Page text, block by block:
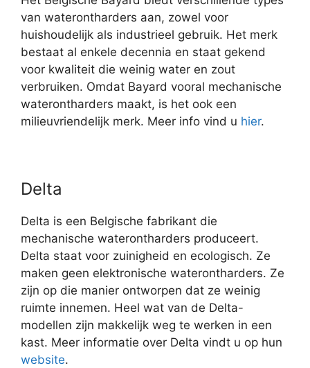
van waterontharders aan, zowel voor
huishoudelijk als industrieel gebruik. Het merk
bestaat al enkele decennia en staat gekend
voor kwaliteit die weinig water en zout
verbruiken. Omdat Bayard vooral mechanische
waterontharders maakt, is het ook een
milieuvriendelijk merk. Meer info vind u hier.
Delta
Delta is een Belgische fabrikant die
mechanische waterontharders produceert.
Delta staat voor zuinigheid en ecologisch. Ze
maken geen elektronische waterontharders. Ze
zijn op die manier ontworpen dat ze weinig
ruimte innemen. Heel wat van de Delta-
modellen zijn makkelijk weg te werken in een
kast. Meer informatie over Delta vindt u op hun
website.